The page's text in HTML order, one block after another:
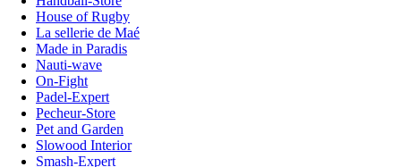
House of Rugby
La sellerie de Maé
Made in Paradis
Nauti-wave
On-Fight
Padel-Expert
Pecheur-Store
Pet and Garden
Slowood Interior
Smash-Expert